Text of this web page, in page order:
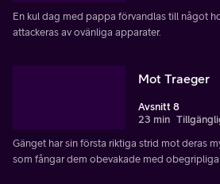
En kul dag med pappa förvandlas till något
attackeras av ovänliga apparater.
Mot Traeger
Avsnitt 8
23 min
Gänget har sin första riktiga strid mot deras
som fångar dem obevakade med obegripliga